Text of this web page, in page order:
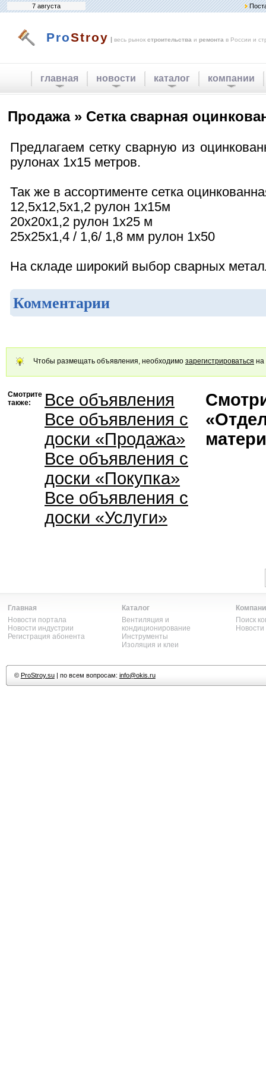
7 августа
ProStroy | весь рынок строительства и ремонта в России и
главная новости каталог компании
Продажа » Сетка сварная
Предлагаем сетку сварную из
рулонах 1х15 метров.
Так же в ассортименте сетка
12,5х12,5х1,2 рулон 1х15м
20х20х1,2 рулон 1х25 м
25х25х1,4 / 1,6/ 1,8 мм рулон 1х50
На складе широкий выбор сварных
Комментарии
Чтобы размещать объявления, необходимо зарегистрироваться на
Смотрите
также:
Все объявления
Все объявления с
доски «Продажа»
Все объявления с
доски «Покупка»
Все объявления с
доски «Услуги»
Главная
Новости портала
Новости индустрии
Регистрация абонента
Каталог
Вентиляция и
кондиционирование
Инструменты
Изоляция и клеи
Поиск
© ProStroy.su| по всем вопросам: info@okis.ru